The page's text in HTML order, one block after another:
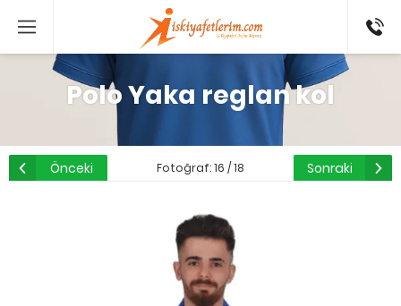
802 52
Polo Yaka reglan kol
Önceki Fotoğraf: 16 / 18 Sonraki